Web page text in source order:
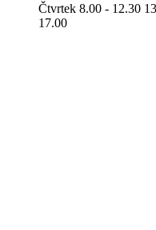
Čtvrtek 8.00 - 12.30
17.00